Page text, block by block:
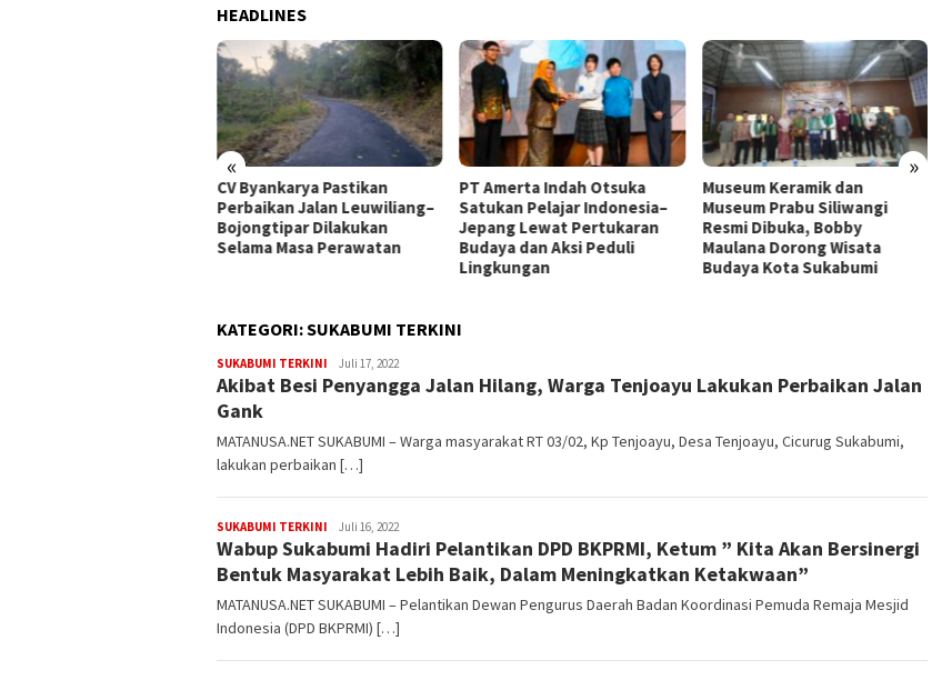
HEADLINES
« »
CV Byankarya Pastikan
Perbaikan Jalan Leuwiliang–
Bojongtipar Dilakukan
Selama Masa Perawatan
PT Amerta Indah Otsuka
Satukan Pelajar Indonesia–
Jepang Lewat Pertukaran
Budaya dan Aksi Peduli
Lingkungan
Museum Keramik dan
Museum Prabu Siliwangi
Resmi Dibuka, Bobby
Maulana Dorong Wisata
Budaya Kota Sukabumi
KATEGORI:SUKABUMI TERKINI
SUKABUMI TERKINI admin
Juli 17, 2022
Akibat Besi Penyangga Jalan Hilang, Warga Tenjoayu Lakukan Perbaikan Jalan
Gank
MATANUSA.NET SUKABUMI – Warga masyarakat RT 03/02, Kp Tenjoayu, Desa Tenjoayu, Cicurug Sukabumi,
lakukan perbaikan […]
SUKABUMI TERKINI admin
Juli 16, 2022
Wabup Sukabumi Hadiri Pelantikan DPD BKPRMI, Ketum ” Kita Akan Bersinergi
Bentuk Masyarakat Lebih Baik, Dalam Meningkatkan Ketakwaan”
MATANUSA.NET SUKABUMI – Pelantikan Dewan Pengurus Daerah Badan Koordinasi Pemuda Remaja Mesjid
Indonesia (DPD BKPRMI) […]